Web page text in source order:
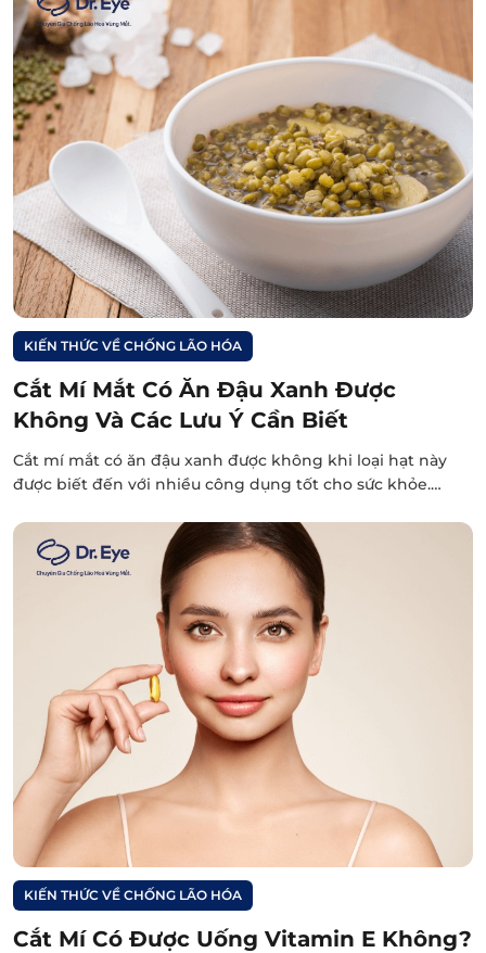
KIẾN THỨC VỀ CHỐNG LÃO HÓA
Cắt Mí Mắt Có Ăn Đậu Xanh Được
Không Và Các Lưu Ý Cần Biết
Cắt mí mắt có ăn đậu xanh được không khi loại hạt này
được biết đến với nhiều công dụng tốt cho sức khỏe.…
KIẾN THỨC VỀ CHỐNG LÃO HÓA
Cắt Mí Có Được Uống Vitamin E Không?